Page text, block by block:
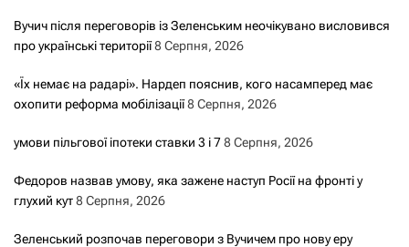
Вучич після переговорів із Зеленським неочікувано висловився
про українські території8 Серпня, 2026
«Їх немає на радарі». Нардеп пояснив, кого насамперед має
охопити реформа мобілізації8 Серпня, 2026
умови пільгової іпотеки ставки 3 і 78 Серпня, 2026
Федоров назвав умову, яка зажене наступ Росії на фронті у
глухий кут8 Серпня, 2026
Зеленський розпочав переговори з Вучичем про нову еру